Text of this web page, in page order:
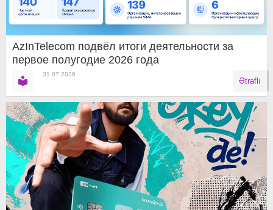
AzInTelecom подвёл итоги деятельности за
первое полугодие 2026 года
31.07.2026
Ətraflı